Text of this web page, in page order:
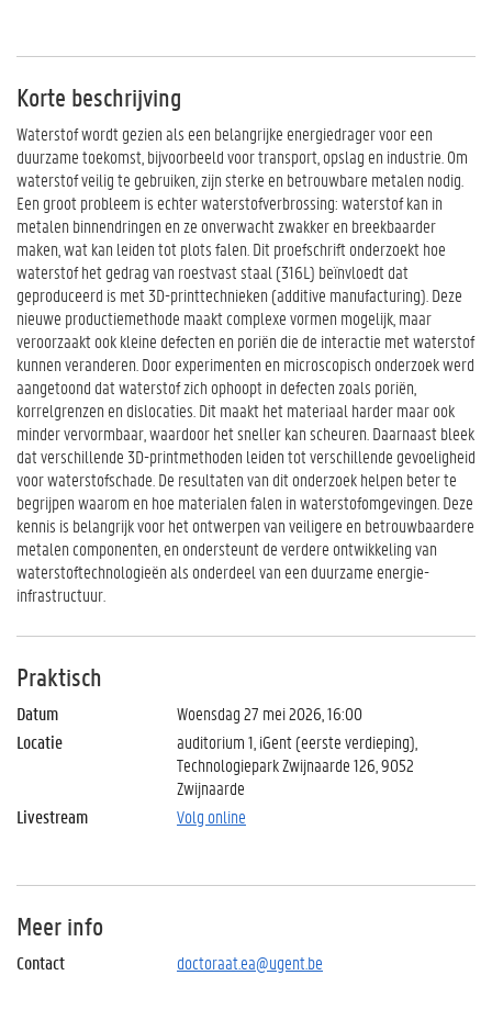
Korte beschrijving
Waterstof wordt gezien als een belangrijke energiedrager voor een
duurzame toekomst, bijvoorbeeld voor transport, opslag en industrie. Om
waterstof veilig te gebruiken, zijn sterke en betrouwbare metalen nodig.
Een groot probleem is echter waterstofverbrossing: waterstof kan in
metalen binnendringen en ze onverwacht zwakker en breekbaarder
maken, wat kan leiden tot plots falen. Dit proefschrift onderzoekt hoe
waterstof het gedrag van roestvast staal (316L) beïnvloedt dat
geproduceerd is met 3D-printtechnieken (additive manufacturing). Deze
nieuwe productiemethode maakt complexe vormen mogelijk, maar
veroorzaakt ook kleine defecten en poriën die de interactie met waterstof
kunnen veranderen. Door experimenten en microscopisch onderzoek werd
aangetoond dat waterstof zich ophoopt in defecten zoals poriën,
korrelgrenzen en dislocaties. Dit maakt het materiaal harder maar ook
minder vervormbaar, waardoor het sneller kan scheuren. Daarnaast bleek
dat verschillende 3D-printmethoden leiden tot verschillende gevoeligheid
voor waterstofschade. De resultaten van dit onderzoek helpen beter te
begrijpen waarom en hoe materialen falen in waterstofomgevingen. Deze
kennis is belangrijk voor het ontwerpen van veiligere en betrouwbaardere
metalen componenten, en ondersteunt de verdere ontwikkeling van
waterstoftechnologieën als onderdeel van een duurzame energie-
infrastructuur.
Praktisch
Datum
Woensdag 27 mei 2026, 16:00
Locatie
auditorium 1, iGent (eerste verdieping),
Technologiepark Zwijnaarde 126, 9052
Zwijnaarde
Livestream
Volg online
Meer info
Contact doctoraat.ea@ugent.be